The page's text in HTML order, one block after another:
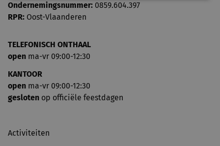
Ondernemingsnummer: 0859.604.397
RPR: Oost-Vlaanderen
TELEFONISCH ONTHAAL
open ma-vr 09:00-12:30
KANTOOR
open ma-vr 09:00-12:30
gesloten op officiële feestdagen
Activiteiten